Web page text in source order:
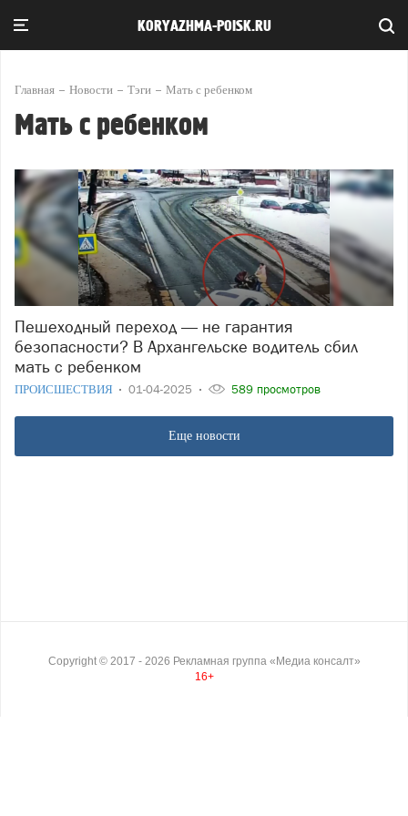
KORYAZHMA-POISK.RU
Главная Новости Тэги Мать с ребенком
Мать с ребенком
Пешеходный переход — не гарантия
безопасности? В Архангельске водитель сбил
мать с ребенком
ПРОИСШЕСТВИЯ 01-04-2025 589 просмотров
Еще новости
Copyright © 2017 - 2026 Рекламная группа «Медиа консалт»
16+